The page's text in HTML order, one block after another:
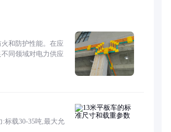
和防护性能。在应
同领域对电力供应
:标载30-35吨,最大允